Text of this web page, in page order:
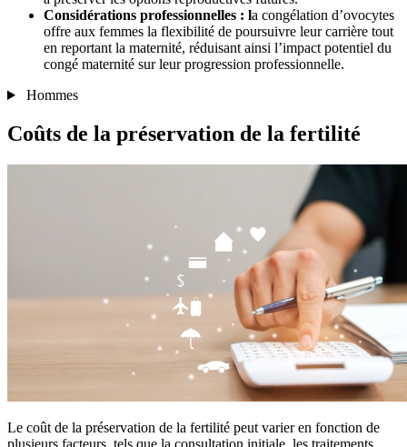
Considérations professionnelles : la congélation d’ovocytes
offre aux femmes la flexibilité de poursuivre leur carrière tout
en reportant la maternité, réduisant ainsi l’impact potentiel du
congé maternité sur leur progression professionnelle.
Hommes
Coûts de la préservation de la fertilité
Le coût de la préservation de la fertilité peut varier en fonction de